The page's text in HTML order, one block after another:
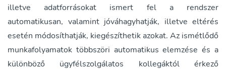
illetve adatforrásokat ismert fel a rendszer
automatikusan, valamint jóváhagyhatják, illetve eltérés
esetén módosíthatják, kiegészíthetik azokat. Az ismétlődő
munkafolyamatok többszöri automatikus elemzése és a
különböző ügyfélszolgálatos kollegáktól érkező